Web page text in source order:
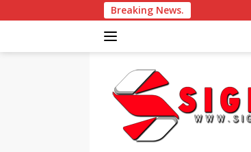
ke
Breaking News.
PASCA GEMPA BUMI DI